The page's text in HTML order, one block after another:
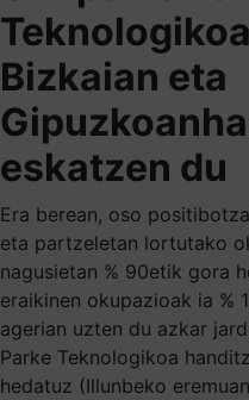
Bizkaian eta
eskatzen du
Era berean, oso
eta partzeletan lortutako
nagusietan % 90etik gora
eraikinen okupazioak ia %
agerian uzten du azkar
Parke Teknologikoa
hedatuz (Illunbeko